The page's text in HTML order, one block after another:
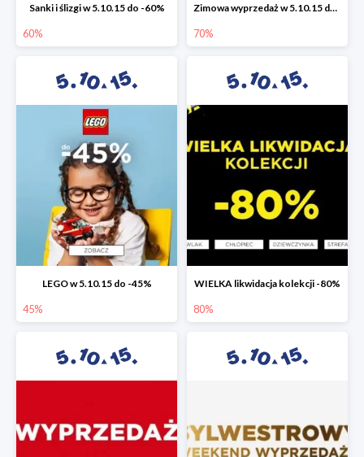
Sanki i ślizgi w 5.10.15 do -60%
60%
Zimowa wyprzedaż w 5.10.15 do -70%
70%
LEGO w 5.10.15 do -45%
45%
WIELKA likwidacja kolekcji -80%
80%